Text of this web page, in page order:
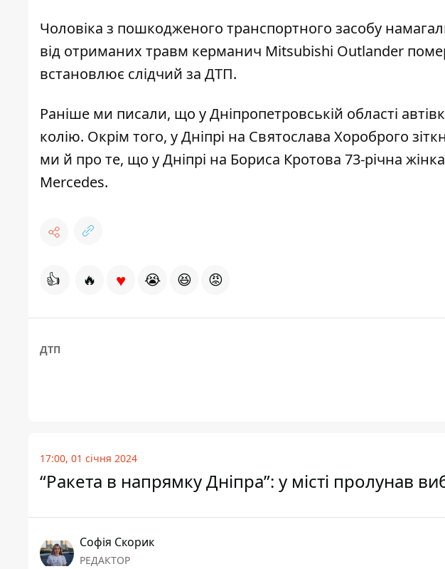
Чоловіка з пошкодженого транспортного засобу
від отриманих травм керманич Mitsubishi Outlander помер
встановлює слідчий за ДТП.
Раніше ми писали, що у Дніпропетровській області
колію. Окрім того, у Дніпрі на Святослава Хороброго
ми й про те, що у Дніпрі на Бориса Кротова 73-річна
Mercedes.
👍 🔥 ♥ 😭 😆 😡
ДТП
17:00, 01 січня 2024
“Ракета в напрямку Дніпра”: у місті пролунав
Софія Скорик
РЕДАКТОР